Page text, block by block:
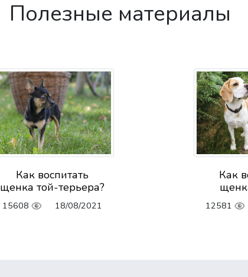
Полезные материалы
Как воспитать
щенка той-терьера?
15608 18/08/2021
Как
12581